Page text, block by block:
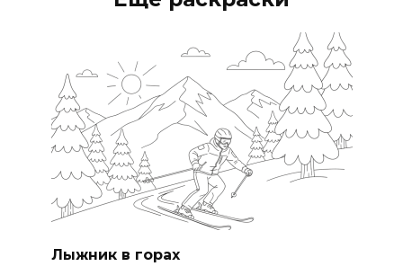
Лыжник в горах